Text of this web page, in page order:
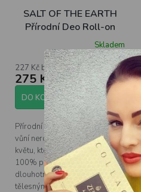
SALT OF THE EARTH
Přírodní Deo Roll-on
Neroli & Orange
blossom plnitelný, 75ml
Skladem
227 Kč bez DPH
275 Kč
DO KOŠÍKU
Přírodní Deo roll-on se svěží
vůní neroli a pomerančového
květu, který se dá doplňovat. Je
100% přírodní a zajistí
dlouhotrvající ochranu před
tělesným zápachem.